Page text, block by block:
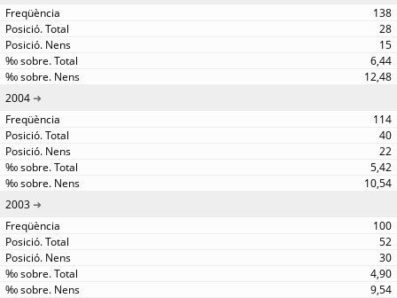
138
28
15
6,44
12,48
2004
114
40
22
5,42
10,54
2003
100
52
30
4,90
9,54